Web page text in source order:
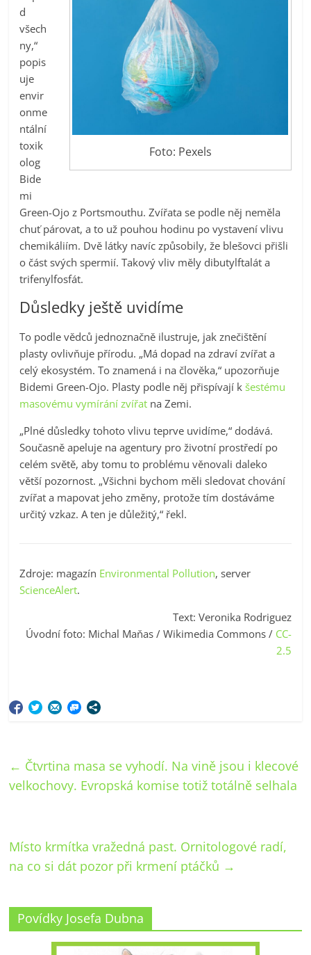
Foto: Pexels
d
všech
ny,“
popis
uje
envir
onme
ntální
toxik
olog
Bide
mi
Green-Ojo z Portsmouthu. Zvířata se podle něj neměla
chuť párovat, a to už pouhou hodinu po vystavení vlivu
chemikáliím. Dvě látky navíc způsobily, že blešovci přišli
o část svých spermií. Takový vliv měly dibutylftalát a
trifenylfosfát.
Důsledky ještě uvidíme
To podle vědců jednoznačně ilustruje, jak znečištění
plasty ovlivňuje přírodu. „Má dopad na zdraví zvířat a
celý ekosystém. To znamená i na člověka,“ upozorňuje
Bidemi Green-Ojo. Plasty podle něj přispívají kšestému
masovému vymírání zvířat na Zemi.
„Plné důsledky tohoto vlivu teprve uvidíme,“ dodává.
Současně apeluje na agentury pro životní prostředí po
celém světě, aby tomu to problému věnovali daleko
větší pozornost. „Všichni bychom měli sledovat chování
zvířat a mapovat jeho změny, protože tím dostáváme
určitý vzkaz. A ten je důležitý,“ řekl.
Zdroje: magazín Environmental Pollution, server
ScienceAlert.
Text: Veronika Rodriguez
Úvodní foto: Michal Maňas / Wikimedia Commons / CC-
2.5
← Čtvrtina masa se vyhodí. Na vině jsou i klecové
velkochovy. Evropská komise totiž totálně selhala
Místo krmítka vražedná past. Ornitologové radí,
na co si dát pozor při krmení ptáčků →
Povídky Josefa Dubna